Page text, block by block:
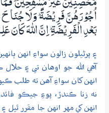
مُّـحْصِنِيْنَ غَيْرَ مُسٰفِحِيْنَ
اُجُوْرَھُنَّ فَرِيْضَةً ۭ وَلَا جُنَاحَ
بَعْدِ الْفَرِيْضَةِ ۭ اِنَّ اللّٰهَ كَانَ
۽ پرڻيلون زالون سواءِ انهن
آهي الله جو اوهان تي ۽
انهن کان سواءِ آهن ته طلب
نه زنا ڪندڙ، پوءِ جيڪو
انهن کي مهر انهن جا مقرر